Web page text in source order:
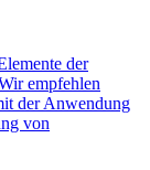
der
empfehlen
der Anwendung
von